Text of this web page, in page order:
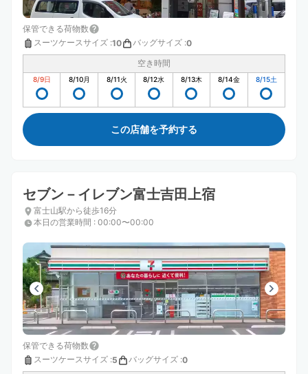
保管できる荷物数
スーツケースサイズ :10 バッグサイズ :0
空き時間
8/9日 8/10月 8/11火 8/12水 8/13木 8/14金 8/15土
この店舗を予約する
セブン－イレブン富士吉田上宿
富士山駅から徒歩16分
本日の営業時間 : 00:00〜00:00
保管できる荷物数
スーツケースサイズ :5 バッグサイズ :0